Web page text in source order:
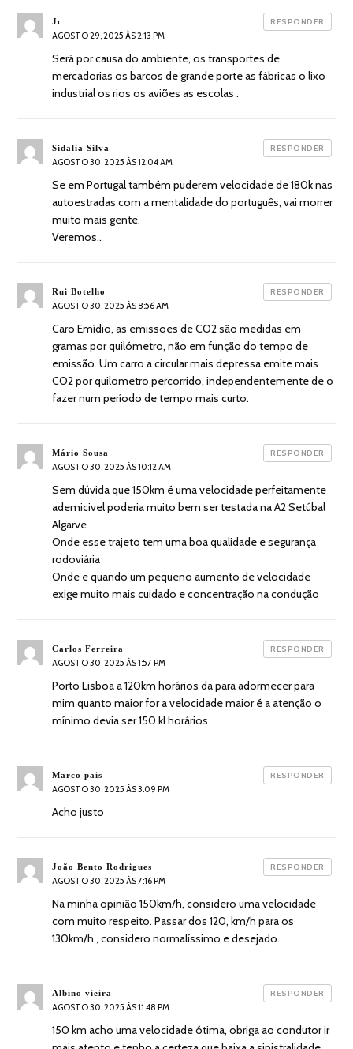
Jc
AGOSTO 29, 2025 ÀS 2:13 PM
Será por causa do ambiente, os transportes de
mercadorias os barcos de grande porte as fábricas o lixo
industrial os rios os aviões as escolas .
RESPONDER
Sidalia Silva
AGOSTO 30, 2025 ÀS 12:04 AM
Se em Portugal também puderem velocidade de 180k nas
autoestradas com a mentalidade do português, vai morrer
muito mais gente.
Veremos..
RESPONDER
Rui Botelho
AGOSTO 30, 2025 ÀS 8:56 AM
Caro Emídio, as emissoes de CO2 são medidas em
gramas por quilómetro, não em função do tempo de
emissão. Um carro a circular mais depressa emite mais
CO2 por quilometro percorrido, independentemente de o
fazer num período de tempo mais curto.
RESPONDER
Mário Sousa
AGOSTO 30, 2025 ÀS 10:12 AM
Sem dúvida que 150km é uma velocidade perfeitamente
ademicivel poderia muito bem ser testada na A2 Setúbal
Algarve
Onde esse trajeto tem uma boa qualidade e segurança
rodoviária
Onde e quando um pequeno aumento de velocidade
exige muito mais cuidado e concentração na condução
RESPONDER
Carlos Ferreira
AGOSTO 30, 2025 ÀS 1:57 PM
Porto Lisboa a 120km horários da para adormecer para
mim quanto maior for a velocidade maior é a atenção o
mínimo devia ser 150 kl horários
RESPONDER
Marco pais
AGOSTO 30, 2025 ÀS 3:09 PM
Acho justo
RESPONDER
João Bento Rodrigues
AGOSTO 30, 2025 ÀS 7:16 PM
Na minha opinião 150km/h, considero uma velocidade
com muito respeito. Passar dos 120, km/h para os
130km/h , considero normalíssimo e desejado.
RESPONDER
Albino vieira
AGOSTO 30, 2025 ÀS 11:48 PM
150 km acho uma velocidade ótima, obriga ao condutor ir
RESPONDER